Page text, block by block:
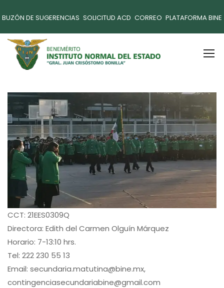
BUZÓN DE SUGERENCIAS SOLICITUD ACD CORREO PLATAFORMA BINE
CCT: 21EES0309Q
Directora: Edith del Carmen Olguín Márquez
Horario: 7-13:10 hrs.
Tel: 222 230 55 13
Email: secundaria.matutina@bine.mx,
contingenciasecundariabine@gmail.com